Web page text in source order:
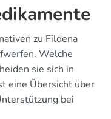
zu Fildena
Welche
sie sich in
eine Übersicht über
bei